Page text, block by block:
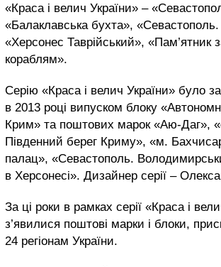
«Краса і велич України» –
«Балаклавська бухта»,
«Херсонес Таврійський», «Пам’ятник
кораблям».
Серію «Краса і велич України» було
в 2013 році випуском блоку
Крим» та поштових марок «Аю-Даг»,
Південний берег Криму», «м.
палац», «Севастополь.
в Херсонесі». Дизайнер серії –
За ці роки в рамках серії «Краса і
з’явилися поштові марки і блоки,
24 регіонам України.